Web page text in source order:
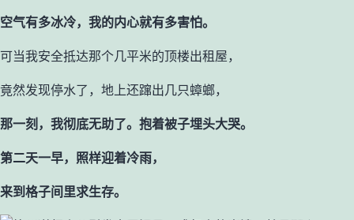
空气有多冰冷，我的内心就有多害怕。
可当我安全抵达那个几平米的顶楼出租屋，
竟然发现停水了，地上还蹿出几只蟑螂，
那一刻，我彻底无助了。抱着被子埋头大哭。
第二天一早，照样迎着冷雨，
来到格子间里求生存。